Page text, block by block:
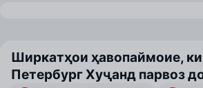
Ширкатҳои ҳавопаймоие,
Петербург Хуҷанд парвоз